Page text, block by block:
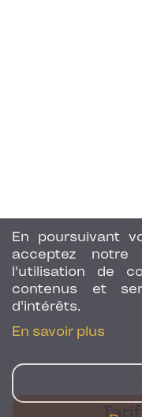
En poursuivant
acceptez notre
l'utilisation de
contenus et
d'intérêts.
En savoir plus